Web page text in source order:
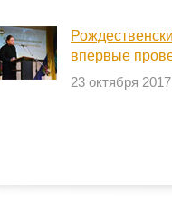
впервые
23 октября 2017